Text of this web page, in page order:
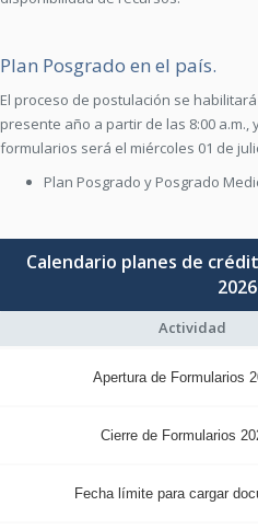
Plan Posgrado en el país.
El proceso de postulación se
presente año a partir de las 8:00 a.m.,
formularios será el miércoles 01 de
Plan Posgrado y Posgrado
Calendario planes de
Actividad
Apertura de Formularios
Cierre de Formularios
Fecha límite para cargar